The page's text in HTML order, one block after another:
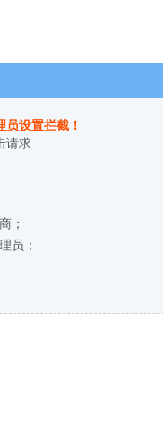
设置拦截！
请求
；
员；